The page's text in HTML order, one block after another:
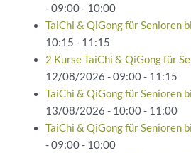
- 09:00 - 10:00
TaiChi & QiGong für Senioren
10:15 - 11:15
2 Kurse TaiChi & QiGong für
12/08/2026 - 09:00 - 11:15
TaiChi & QiGong für Senioren
13/08/2026 - 10:00 - 11:00
TaiChi & QiGong für Senioren
- 09:00 - 10:00